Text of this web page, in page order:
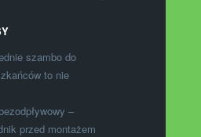
szambo do
to nie
–
przed montażem